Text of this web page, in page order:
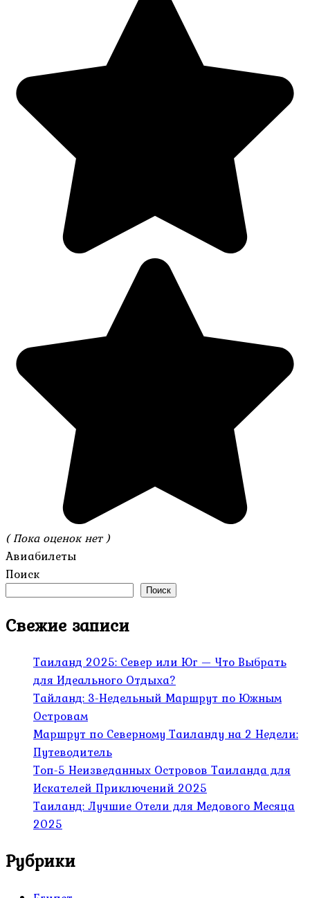
( Пока оценок нет )
Авиабилеты
Поиск
Поиск
Свежие записи
Таиланд 2025: Север или Юг — Что Выбрать
для Идеального Отдыха?
Тайланд: 3-Недельный Маршрут по Южным
Островам
Маршрут по Северному Таиланду на 2 Недели:
Путеводитель
Топ-5 Неизведанных Островов Таиланда для
Искателей Приключений 2025
Таиланд: Лучшие Отели для Медового Месяца
2025
Рубрики